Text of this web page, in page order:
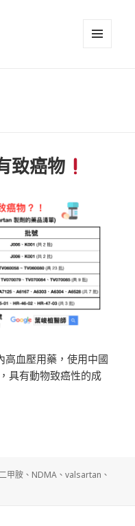
致癌物
高血壓用藥，使用中國
具有動物致癌性的成
甲胺 、 NDMA 、valsartan 、